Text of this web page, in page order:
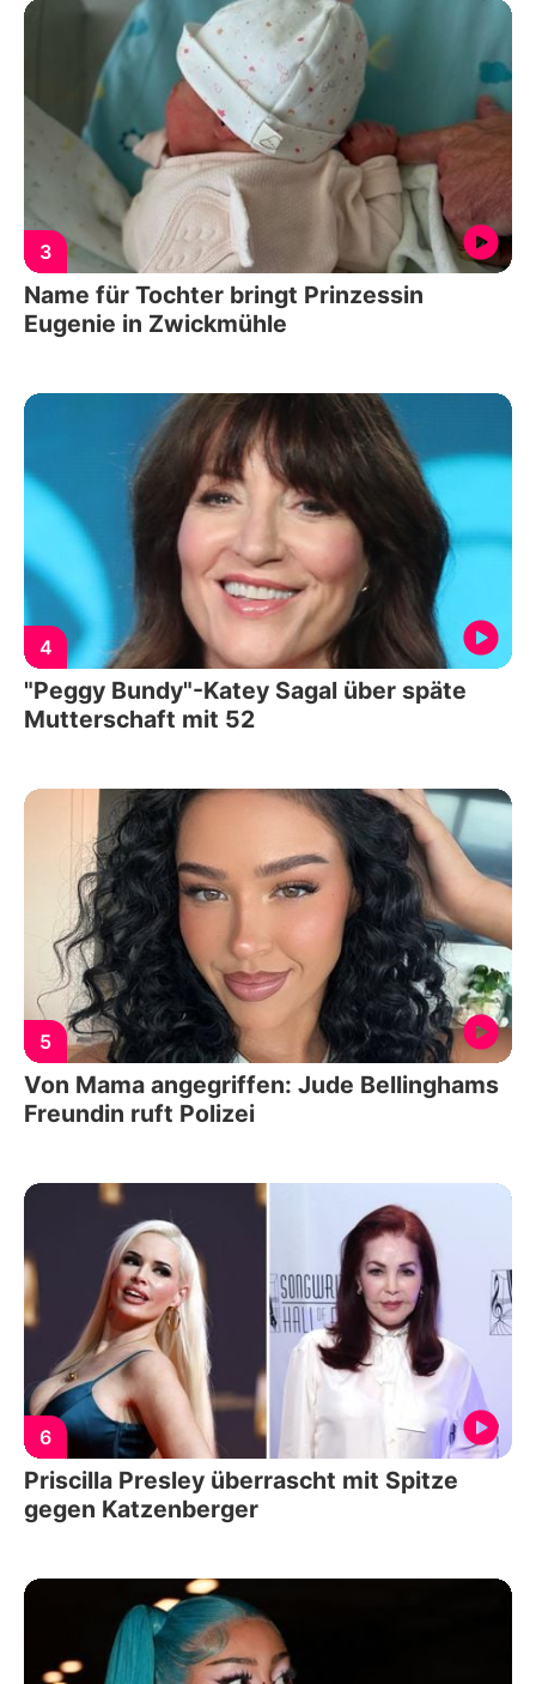
3
Name für Tochter bringt Prinzessin
Eugenie in Zwickmühle
4
"Peggy Bundy"-Katey Sagal über späte
Mutterschaft mit 52
5
Von Mama angegriffen: Jude Bellinghams
Freundin ruft Polizei
6
Priscilla Presley überrascht mit Spitze
gegen Katzenberger